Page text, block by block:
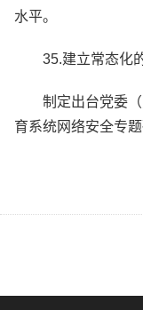
水平。
35.建立常态化
制定出台党委
育系统网络安全专题